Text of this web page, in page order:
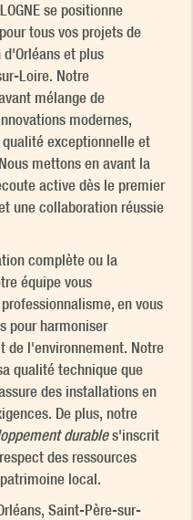
se positionne
tous vos projets de
et plus
Loire. Notre
mélange de
modernes,
exceptionnelle et
mettons en avant la
active dès le premier
une collaboration réussie
complète ou la
équipe vous
en vous
pour harmoniser
de l'environnement. Notre
qualité technique que
des installations en
De plus, notre
durables'inscrit
des ressources
local.
Saint-Père-sur-